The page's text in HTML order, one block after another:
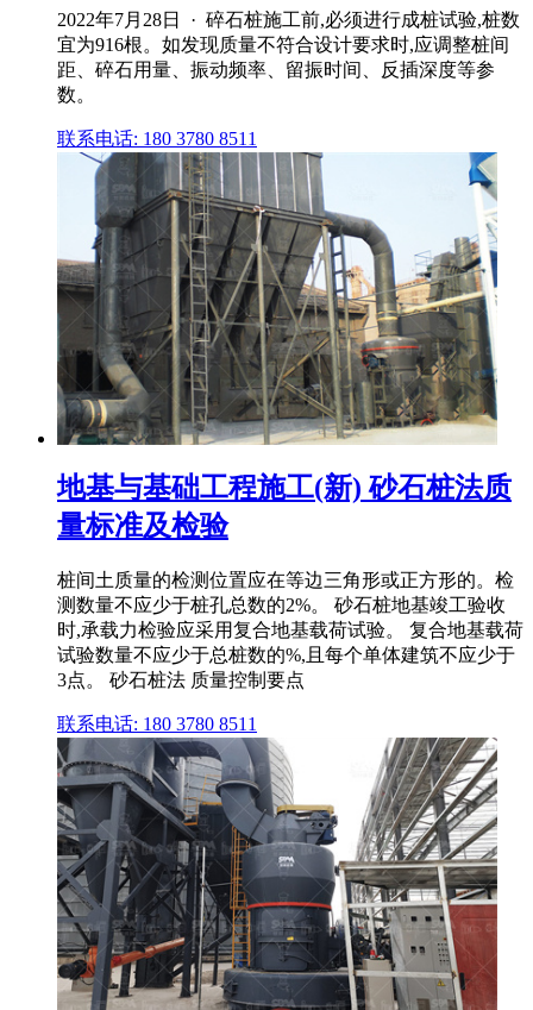
2022年7月28日 · 碎石桩施工前,必须进行成桩试验,桩数
宜为916根。如发现质量不符合设计要求时,应调整桩间
距、碎石用量、振动频率、留振时间、反插深度等参
数。
联系电话: 180 3780 8511
地基与基础工程施工(新) 砂石桩法质
量标准及检验
桩间土质量的检测位置应在等边三角形或正方形的。检
测数量不应少于桩孔总数的2%。 砂石桩地基竣工验收
时,承载力检验应采用复合地基载荷试验。 复合地基载荷
试验数量不应少于总桩数的%,且每个单体建筑不应少于
3点。 砂石桩法 质量控制要点
联系电话: 180 3780 8511